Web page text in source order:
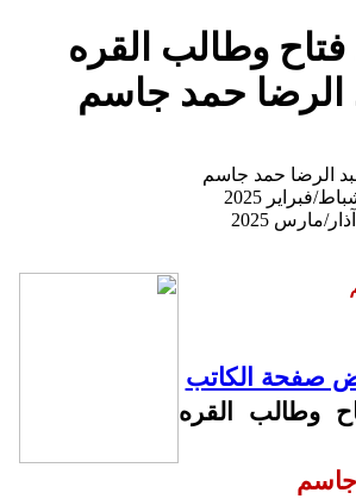
وطالب القره
الرضا حمد جاسم
الرضا حمد جاسم
صفحة الكاتب
وطالب القره